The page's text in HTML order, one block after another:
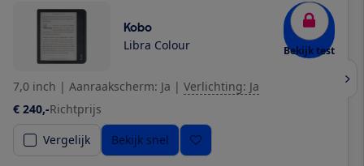
Kobo
Libra Colour Bekijk test
7,0 inch | Aanraakscherm: Ja | Verlichting: Ja
€ 240,-Richtprijs
Vergelijk
Bekijk snel